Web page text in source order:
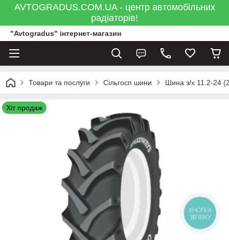
AVTOGRADUS.COM.UA - центр автомобільних
радіаторів!
"Avtogradus" інтернет-магазин
Товари та послуги Сільгосп шини Шина з/х 11.2-24
Хіт продаж
КНОПКА
ЗВ'ЯЗКУ